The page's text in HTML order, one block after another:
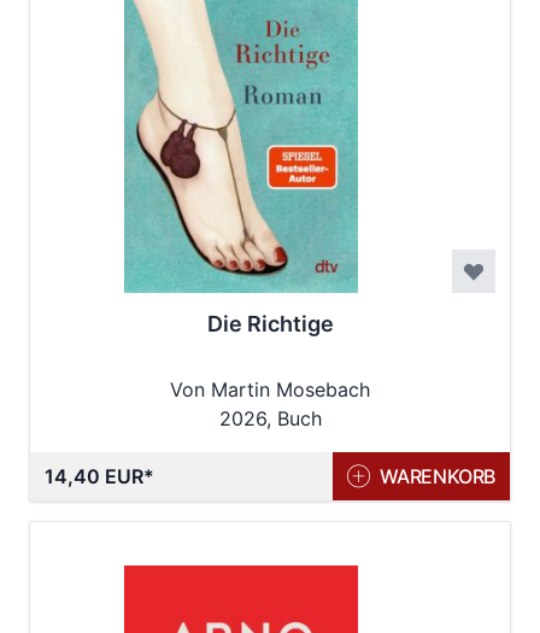
Die Richtige
Von Martin Mosebach
2026, Buch
14,40 EUR WARENKORB